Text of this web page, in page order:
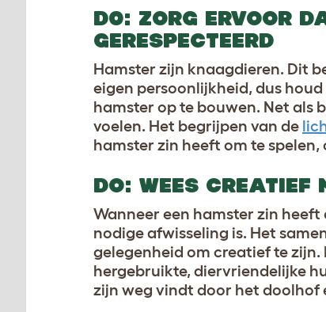
D0: ZORG ERVOOR
GERESPECTEERD
Hamster zijn knaagdieren. Dit
eigen persoonlijkheid, dus
hamster op te bouwen. Net als
voelen. Het begrijpen van de
hamster zin heeft om te
DO: WEES CREATIEF
Wanneer een hamster zin
nodige afwisseling is. Het
gelegenheid om creatief te zijn.
hergebruikte, diervriendelijke
zijn weg vindt door het doolhof